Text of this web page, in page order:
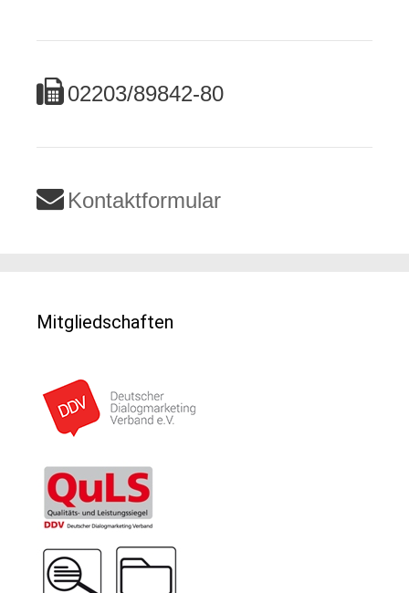
02203/89842-80
Kontaktformular
Mitgliedschaften